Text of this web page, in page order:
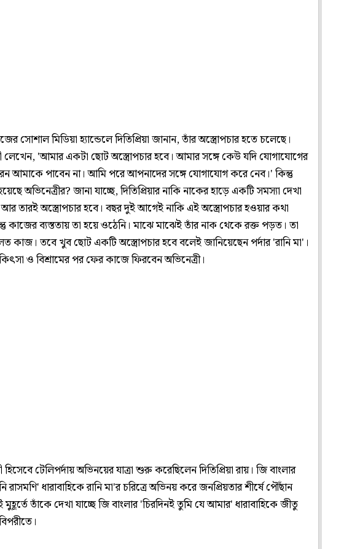
সোশাল মিডিয়া হ্যান্ডেলে দিতিপ্রিয়া জানান, তাঁর অস্ত্রোপচার হতে চলেছে।
লেখেন, 'আমার একটা ছোট অস্ত্রোপচার হবে। আমার সঙ্গে কেউ যদি যোগাযোগের
আমাকে পাবেন না। আমি পরে আপনাদের সঙ্গে যোগাযোগ করে নেব।' কিন্তু
অভিনেত্রীর? জানা যাচ্ছে, দিতিপ্রিয়ার নাকি নাকের হাড়ে একটি সমস্যা দেখা
আর তারই অস্ত্রোপচার হবে। বছর দুই আগেই নাকি এই অস্ত্রোপচার হওয়ার কথা
কাজের ব্যস্ততায় তা হয়ে ওঠেনি। মাঝে মাঝেই তাঁর নাক থেকে রক্ত পড়ত। তা
কাজ। তবে খুব ছোট একটি অস্ত্রোপচার হবে বলেই জানিয়েছেন পর্দার 'রানি মা'।
ও বিশ্রামের পর ফের কাজে ফিরবেন অভিনেত্রী।
হিসেবে টেলিপর্দায় অভিনয়ের যাত্রা শুরু করেছিলেন দিতিপ্রিয়া রায়। জি বাংলার
রাসমণি' ধারাবাহিকে রানি মা'র চরিত্রে অভিনয় করে জনপ্রিয়তার শীর্ষে পৌঁছান
মুহূর্তে তাঁকে দেখা যাচ্ছে জি বাংলার 'চিরদিনই তুমি যে আমার' ধারাবাহিকে জীতু